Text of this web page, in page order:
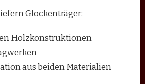
Glockenträger:
Holzkonstruktionen
aus beiden Materialien